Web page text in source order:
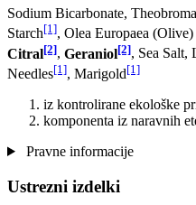
Sodium Bicarbonate,
Starch[1], Olea Europaea
Citral[2], Geraniol[2], Sea Salt,
Needles[1], Marigold[1]
iz kontrolirane ekološke
komponenta iz naravnih
Pravne informacije
Ustrezni izdelki